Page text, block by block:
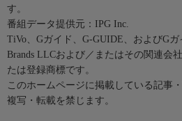
す。
番組データ提供元：IPG Inc.
TiVo、Gガイド、G-GUIDE、およびG
Brands LLCおよび／またはその関連会
たは登録商標です。
このホームページに掲載している記事
複写・転載を禁じます。